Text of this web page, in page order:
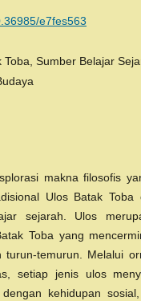
e7fes563
Toba, Sumber Belajar
makna filosofis
Ulos Batak Toba
sejarah. Ulos
Toba yang
turun-temurun. Melalui
setiap jenis ulos
kehidupan